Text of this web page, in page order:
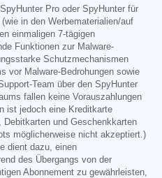
Pro oder SpyHunter für
in den Werbematerialien/auf
einmaligen 7-tägigen
Funktionen zur Malware-
Schutzmechanismen
vor Malware-Bedrohungen sowie
Team über den SpyHunter
fallen keine Vorauszahlungen
ist jedoch eine Kreditkarte
und Geschenkkarten
möglicherweise nicht akzeptiert.)
dient dazu, einen
des Übergangs von der
Abonnement zu gewährleisten,